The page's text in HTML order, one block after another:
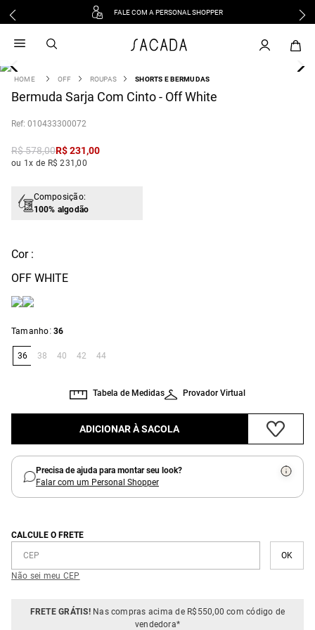
FALE COM A PERSONAL SHOPPER
OFF ROUPAS SHORTS E BERMUDAS
Bermuda Sarja Com Cinto - Off White
: 010433300072
R$578,00R$231,00
ou 1x de R$ 231,00
Composição:
100% algodão
Cor :
OFF WHITE
Tamanho: 36
36 38 40 42 44
Provador Virtual
Tabela de Medidas
ADICIONAR À SACOLA
Precisa de ajuda para montar seu look?
Falar com um Personal Shopper
CALCULE O FRETE
Não sei meu CEP
FRETE GRÁTIS!Nas compras acima de R$550,00 com código de
vendedora*
vestido
3 º blusa
º tricot
º macacão
jeans
vestido curto